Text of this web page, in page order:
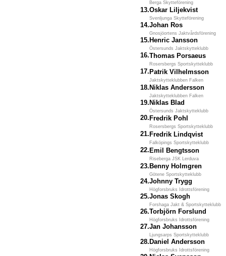
Berga Skytteförening
13.Oskar Liljekvist
Svenljunga Skytteförening
14.Johan Ros
Gnosjöortens Jaktvårdsförening
15. Henric Jansson
Östersunds Jaktskytteklubb
16.Thomas Porsaeus
Rosersbergs Sportskytteklubb
17. Patrik Vilhelmsson
Jaktskytteklubben Falken
18. Niklas Andersson
Jaktskytteklubben Falken
19. Niklas Blad
Östersunds Jaktskytteklubb
20. Fredrik Pohl
Rosersbergs Sportskytteklubb
21. Fredrik Lindqvist
Falköpings Sportskytteklubb
22. Emil Bengtsson
Riseberga JSK Lerduva
23. Benny Holmgren
Götene Sportskytteklubb
24.Johnny Trygg
Högforsbruks Idrottsförening
25.Jonas Skogh
Forshaga Jakt & Sportskytteklubb
26.Torbjörn Forslund
Högforsbruks Idrottsförening
27.Jan Johansson
Ljungsarps Sportskytteklubb
28. Daniel Andersson
Högforsbruks Idrottsförening